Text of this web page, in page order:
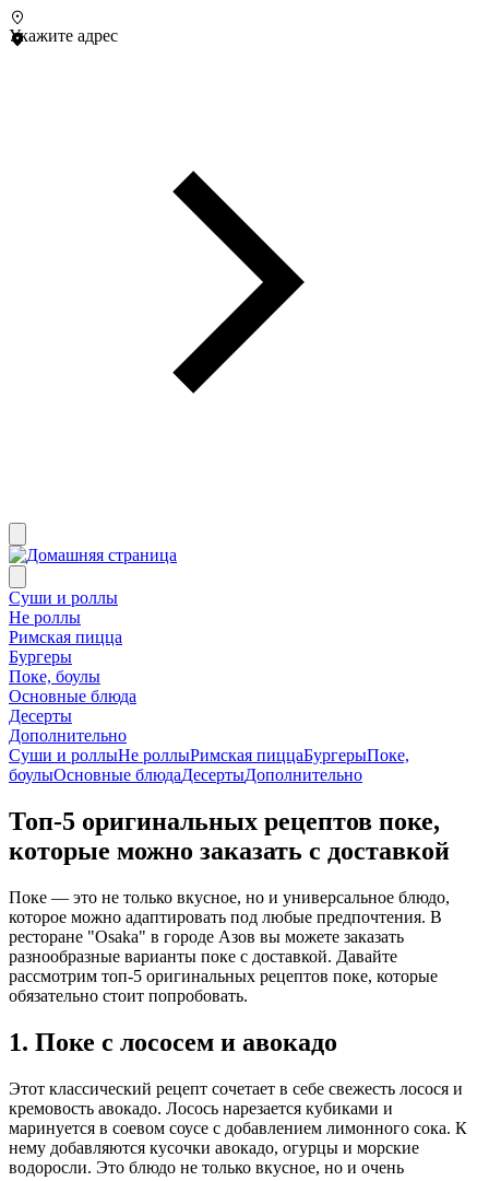
Укажите адрес
Суши и роллы
Не роллы
Римская пицца
Бургеры
Поке, боулы
Основные блюда
Десерты
Дополнительно
Суши и роллыНе роллыРимская пиццаБургерыПоке,
боулыОсновные блюдаДесертыДополнительно
Топ-5 оригинальных рецептов поке,
которые можно заказать с доставкой
Поке — это не только вкусное, но и универсальное блюдо,
которое можно адаптировать под любые предпочтения. В
ресторане "Osaka" в городе Азов вы можете заказать
разнообразные варианты поке с доставкой. Давайте
рассмотрим топ-5 оригинальных рецептов поке, которые
обязательно стоит попробовать.
1. Поке с лососем и авокадо
Этот классический рецепт сочетает в себе свежесть лосося и
кремовость авокадо. Лосось нарезается кубиками и
маринуется в соевом соусе с добавлением лимонного сока. К
нему добавляются кусочки авокадо, огурцы и морские
водоросли. Это блюдо не только вкусное, но и очень